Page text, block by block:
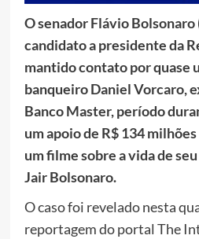
O senador Flávio Bolsonaro
candidato a presidente da
mantido contato por quase
banqueiro Daniel Vorcaro,
Banco Master, período
um apoio de R$ 134
um filme sobre a vida de
Jair Bolsonaro.
O caso foi revelado nesta
reportagem do portal The